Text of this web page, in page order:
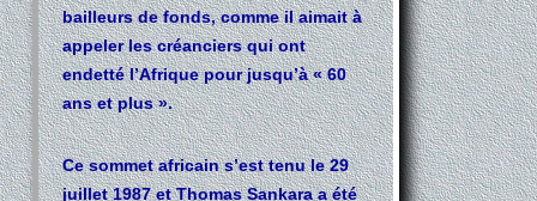
bailleurs de fonds, comme il aimait à
appeler les créanciers qui ont
endetté l’Afrique pour jusqu’à « 60
ans et plus ».
Ce sommet africain s’est tenu le 29
juillet 1987 et Thomas Sankara a été